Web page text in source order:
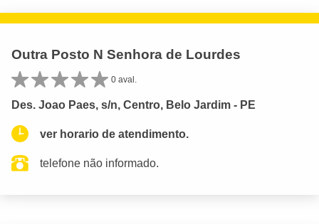
Outra Posto N Senhora de Lourdes
0 aval.
Des. Joao Paes, s/n, Centro, Belo Jardim - PE
ver horario de atendimento.
telefone não informado.